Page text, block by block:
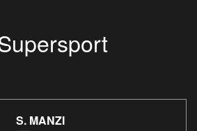
S. MANZI